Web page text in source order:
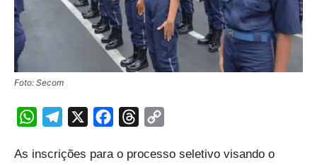
Foto: Secom
WhatsAppTelegram FacebookThreads
As inscrições para o processo seletivo visando o